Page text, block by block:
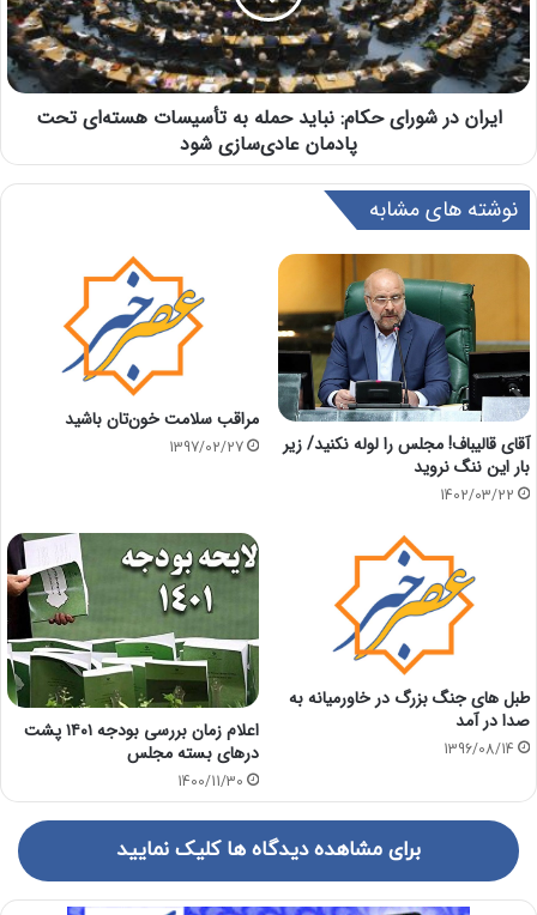
ایران در شورای حکام: نباید حمله به تأسیسات هسته‌ای تحت
پادمان عادی‌سازی شود
نوشته های مشابه
آقای قالیباف! مجلس را لوله نکنید/ زیر
بار این ننگ نروید
1402/03/22
مراقب سلامت خون‌تان باشید
1397/02/27
طبل های جنگ بزرگ در خاورمیانه به
صدا در آمد
1396/08/14
اعلام زمان بررسی بودجه ۱۴۰۱ پشت
درهای بسته مجلس
1400/11/30
برای مشاهده دیدگاه ها کلیک نمایید